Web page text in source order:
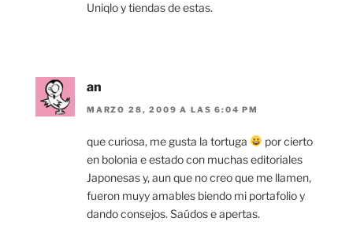
Uniqlo y tiendas de estas.
an
MARZO 28, 2009 A LAS 6:04 PM
que curiosa, me gusta la tortuga
por cierto
en bolonia e estado con muchas editoriales
Japonesas y, aun que no creo que me llamen,
fueron muyy amables biendo mi portafolio y
dando consejos. Saúdos e apertas.